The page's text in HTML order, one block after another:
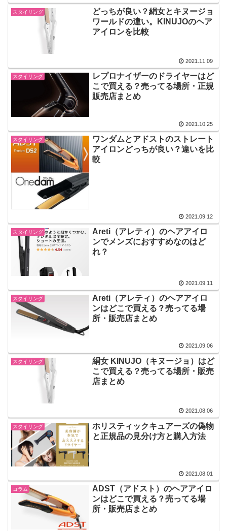
スタイリング
どっちが良い？絹女とキヌージョ
ワールドの違い。KINUJOのヘア
アイロンを比較
2021.11.09
スタイリング
レプロナイザーのドライヤーはど
こで買える？売ってる場所・正規
販売店まとめ
2021.10.25
スタイリング
ワンダムとアドストのストレート
アイロンどっちが良い？違いを比
較
2021.09.12
スタイリング
Areti（アレティ）のヘアアイロ
ンでメンズにおすすめなのはど
れ？
2021.09.11
スタイリング
Areti（アレティ）のヘアアイロ
ンはどこで買える？売ってる場
所・販売店まとめ
2021.09.06
スタイリング
絹女 KINUJO（キヌージョ）はど
こで買える？売ってる場所・販売
店まとめ
2021.08.06
スタイリング
ホリスティックキュアーズの偽物
と正規品の見分け方と購入方法
2021.08.01
コラム
ADST（アドスト）のヘアアイロ
ンはどこで買える？売ってる場
所・販売店まとめ